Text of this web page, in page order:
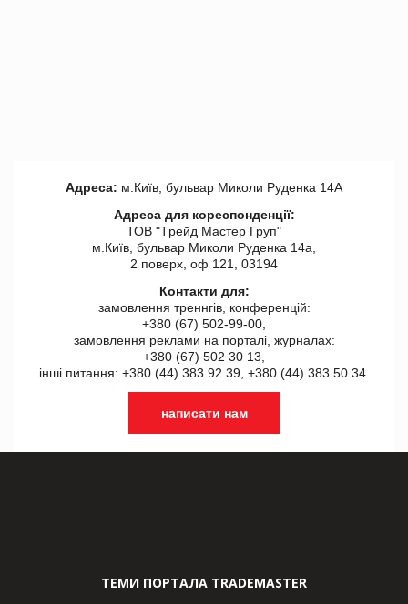
Адреса: м.Київ, бульвар Миколи Руденка 14А
Адреса для кореспонденції:
ТОВ "Tрейд Мастер Груп"
м.Київ, бульвар Миколи Руденка 14а,
2 поверх, оф 121, 03194
Контакти для:
замовлення треннгів, конференцій:
+380 (67) 502-99-00,
замовлення реклами на порталі, журналах:
+380 (67) 502 30 13,
інші питання: +380 (44) 383 92 39, +380 (44) 383 50 34.
написати нам
ТЕМИ ПОРТАЛА TRADEMASTER